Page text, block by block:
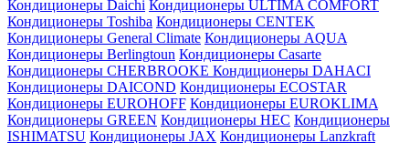
Кондиционеры Daichi Кондиционеры ULTIMA COMFORT
Кондиционеры Toshiba Кондиционеры CENTEK
Кондиционеры General Climate Кондиционеры AQUA
Кондиционеры Berlingtoun Кондиционеры Casarte
Кондиционеры CHERBROOKE Кондиционеры DAHACI
Кондиционеры DAICOND Кондиционеры ECOSTAR
Кондиционеры EUROHOFF Кондиционеры EUROKLIMA
Кондиционеры GREEN Кондиционеры HEC Кондиционеры
ISHIMATSU Кондиционеры JAX Кондиционеры Lanzkraft